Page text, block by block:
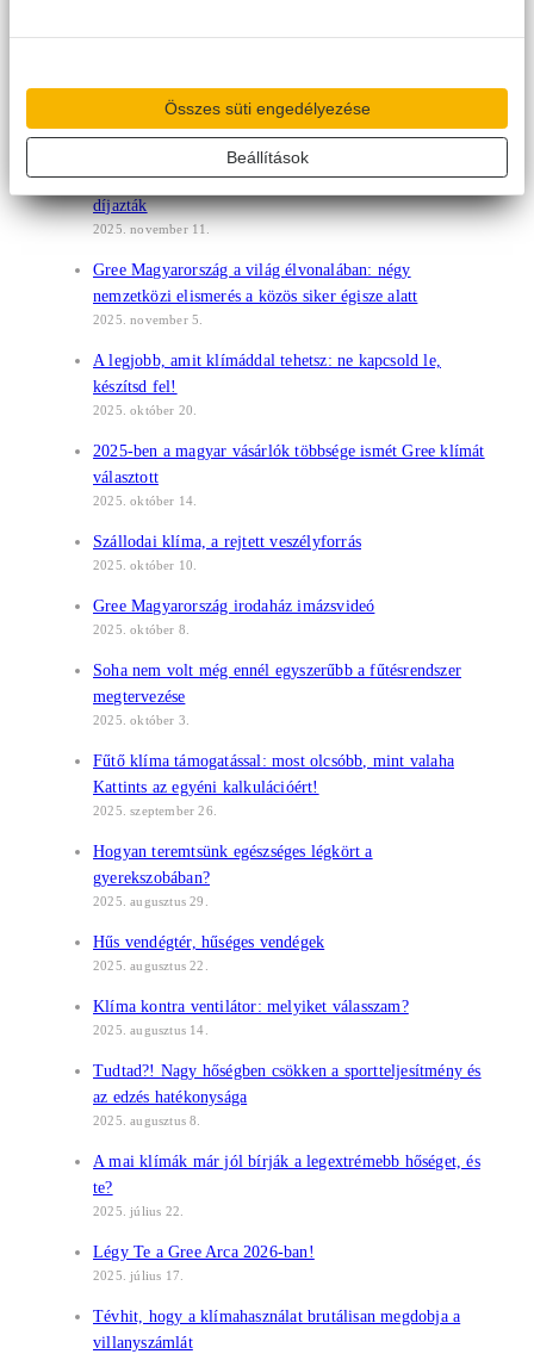
Összes süti engedélyezése
Beállítások
Békés vármegyei klímacég a Financial Times európai
növekedési ranglistáján
2025. november 20.
Itt mindenki győztes – Békés vármegye legjobbjait
díjazták
2025. november 11.
Gree Magyarország a világ élvonalában: négy
nemzetközi elismerés a közös siker égisze alatt
2025. november 5.
A legjobb, amit klímáddal tehetsz: ne kapcsold le,
készítsd fel!
2025. október 20.
2025-ben a magyar vásárlók többsége ismét Gree klímát
választott
2025. október 14.
Szállodai klíma, a rejtett veszélyforrás
2025. október 10.
Gree Magyarország irodaház imázsvideó
2025. október 8.
Soha nem volt még ennél egyszerűbb a fűtésrendszer
megtervezése
2025. október 3.
Fűtő klíma támogatással: most olcsóbb, mint valaha
Kattints az egyéni kalkulációért!
2025. szeptember 26.
Hogyan teremtsünk egészséges légkört a
gyerekszobában?
2025. augusztus 29.
Hűs vendégtér, hűséges vendégek
2025. augusztus 22.
Klíma kontra ventilátor: melyiket válasszam?
2025. augusztus 14.
Tudtad?! Nagy hőségben csökken a sportteljesítmény és
az edzés hatékonysága
2025. augusztus 8.
A mai klímák már jól bírják a legextrémebb hőséget, és
te?
2025. július 22.
Légy Te a Gree Arca 2026-ban!
2025. július 17.
Tévhit, hogy a klímahasználat brutálisan megdobja a
villanyszámlát